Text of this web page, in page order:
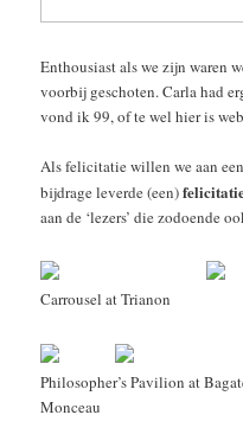
Enthousiast als we zijn waren
voorbij geschoten. Carla had
vond ik 99, of te wel hier is
Als felicitatie willen we aan
bijdrage leverde (een)
aan de ‘lezers’ die zodoende
Carrousel at
Philosopher’s Pavilion
Monceau